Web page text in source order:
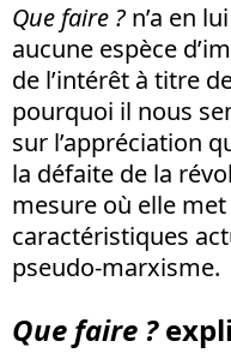
Que faire ? n’a en
aucune espèce
de l’intérêt à titre
pourquoi il nous
sur l’appréciation
la défaite de la
mesure où elle
caractéristiques
pseudo-marxisme.
Que faire ?